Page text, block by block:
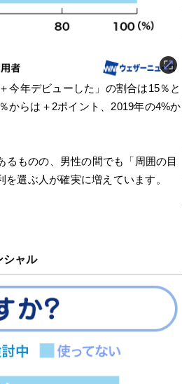
今年デビューした」の割合は15％と
からは＋2ポイント、2019年の4%か
ものの、男性の間でも「周囲の目
選ぶ人が確実に増えています。
シャル